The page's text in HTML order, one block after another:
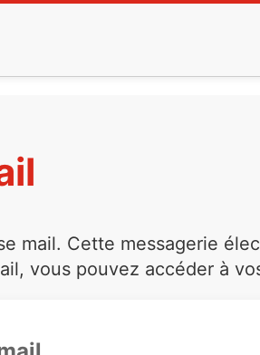
mail. Cette messagerie
vous pouvez accéder à